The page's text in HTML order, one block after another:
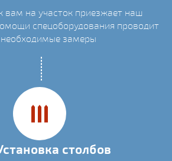
вам на участок приезжает наш
спецоборудования проводит
необходимые замеры
столбов